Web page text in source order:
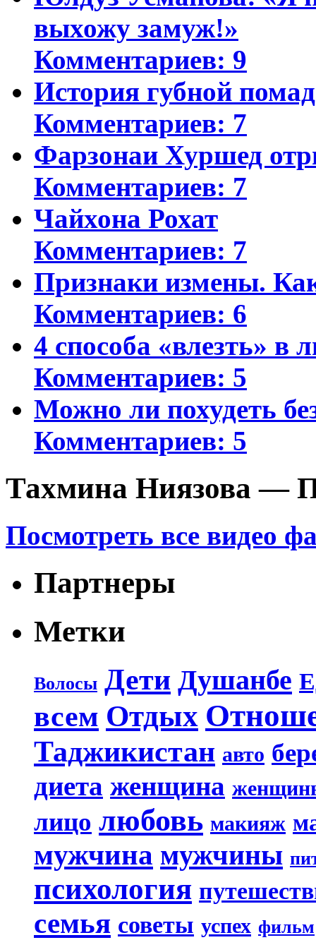
выхожу замуж!»
Комментариев: 9
История губной
Комментариев: 7
Фарзонаи Хуршед
Комментариев: 7
Чайхона Рохат
Комментариев: 7
Признаки измены.
Комментариев: 6
4 способа «влезть» в
Комментариев: 5
Можно ли похудеть
Комментариев: 5
Тахмина Ниязова —
Посмотреть все видео
Партнеры
Метки
Волосы Дети Душанбе
всем Отдых
Таджикистан авто
диета женщина
лицо любовь макияж
мужчина мужчины
психология
семья советы успех фильм